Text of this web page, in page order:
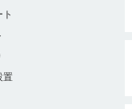
置